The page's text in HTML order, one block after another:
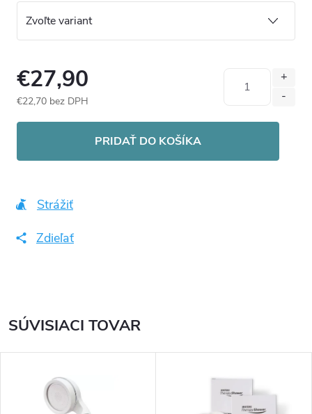
€27,90
€22,70 bez DPH
PRIDAŤ DO KOŠÍKA
Strážiť
Zdieľať
SÚVISIACI TOVAR